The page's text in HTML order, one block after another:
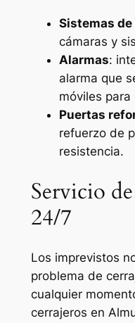
Sistemas
cámaras y
Alarmas:
alarma que
móviles
Puertas
refuerzo de
resistencia.
Servicio
24/7
Los imprevistos
problema de
cualquier
cerrajeros en